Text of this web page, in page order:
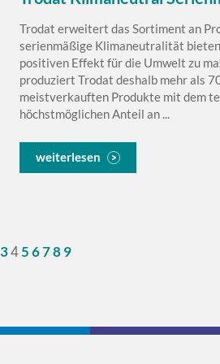
Trodat erweitert das Sortiment an
serienmäßige Klimaneutralität
positiven Effekt für die Umwelt zu
produziert Trodat deshalb mehr als
meistverkauften Produkte mit dem
höchstmöglichen Anteil an ...
weiterlesen
345678 9